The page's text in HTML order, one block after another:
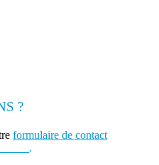
?
formulaire de contact
.